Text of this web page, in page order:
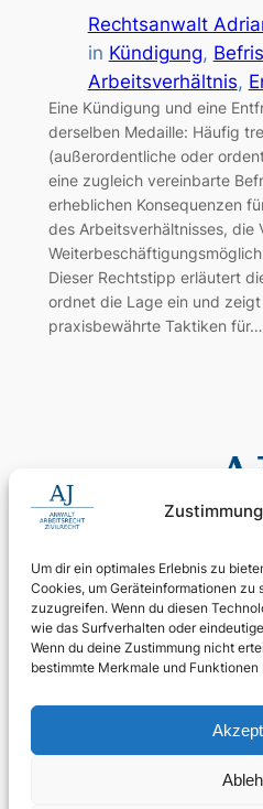
Um dir ein optimales Erlebnis zu
Cookies, um Geräteinformationen zu
zuzugreifen. Wenn du diesen
wie das Surfverhalten oder
Wenn du deine Zustimmung nicht
bestimmte Merkmale und
Rechtsanwalt
in Kündigung,
Arbeitsverhältnis,
Eine Kündigung und eine
derselben Medaille: Häufig
(außerordentliche oder
eine zugleich vereinbarte
erheblichen Konsequenzen
des Arbeitsverhältnisses, die
Dieser Rechtstipp erläutert
ordnet die Lage ein und
praxisbewährte Taktiken für…
0155 60 11 80 35
Digitale Assistenz: 030
24/7 erreichbar: Ihr Anliegen
WhatsApp Business
kanzlei@ra-aj.de